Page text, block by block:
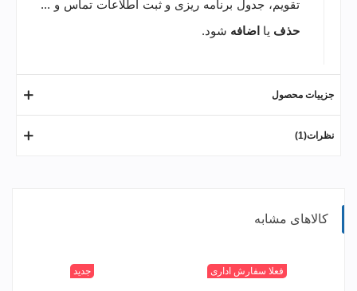
تقویم، جدول برنامه ریزی و ثبت اطلاعات تماس و ...
حذف یا اضافه شود.
جزییات محصول
نظرات(1)
کالاهای مشابه
315
400
520
601
+ جدید فعلا سفارش اداری